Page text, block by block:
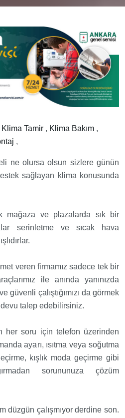
Klima Tamir , Klima Bakım ,
,
ne olursa olsun sizlere günün
sağlayan klima konusunda
mağaza ve plazalarda sık bir
serinletme ve sıcak hava
veren firmamız sadece tek bir
ile anında yanınızda
güvenli çalıştığımızı da görmek
talep edebilirsiniz.
her soru için telefon üzerinden
ayarı, ısıtma veya soğutma
kışlık moda geçirme gibi
sorununuza çözüm
düzgün çalışmıyor derdine son.